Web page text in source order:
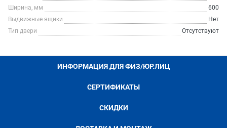
Ширина, мм
600
Выдвижные ящики
Нет
Тип двери
Отсутствуют
ИНФОРМАЦИЯ ДЛЯ ФИЗ/ЮР.ЛИЦ
СЕРТИФИКАТЫ
СКИДКИ